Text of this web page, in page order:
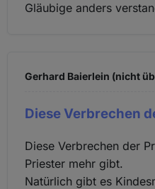
Gläubige anders
Gerhard Baierlein (nicht
Diese Verbrechen
Diese Verbrechen der
Priester mehr gibt.
Natürlich gibt es